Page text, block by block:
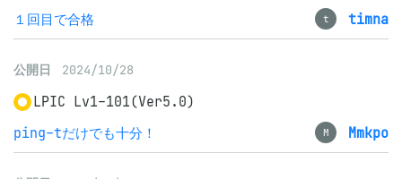
１回目で合格
t timna
公開日 2024/10/28
LPIC Lv1-101(Ver5.0)
ping-tだけでも十分！
M Mmkpo